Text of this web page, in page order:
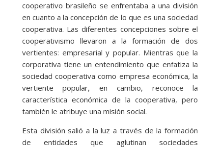
cooperativo brasileño se enfrentaba a una división
en cuanto a la concepción de lo que es una sociedad
cooperativa. Las diferentes concepciones sobre el
cooperativismo llevaron a la formación de dos
vertientes: empresarial y popular. Mientras que la
corporativa tiene un entendimiento que enfatiza la
sociedad cooperativa como empresa económica, la
vertiente popular, en cambio, reconoce la
característica económica de la cooperativa, pero
también le atribuye una misión social.
Esta división salió a la luz a través de la formación
de entidades que aglutinan sociedades